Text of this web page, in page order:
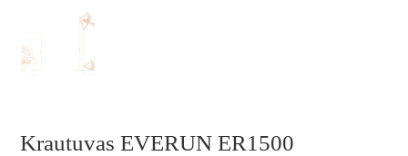
Krautuvas EVERUN ER1500